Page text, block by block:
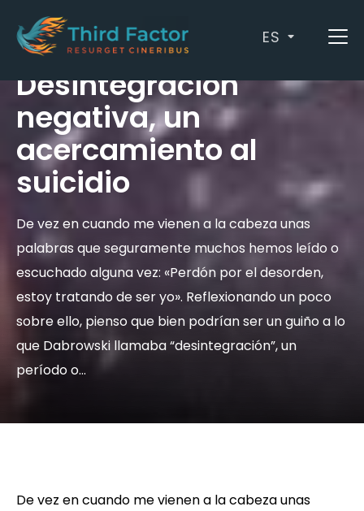
ES
byMaría De Julián Latorre
Desintegración
negativa, un
acercamiento al
suicidio
De vez en cuando me vienen a la cabeza unas
palabras que seguramente muchos hemos leído o
escuchado alguna vez: «Perdón por el desorden,
estoy tratando de ser yo». Reflexionando un poco
sobre ello, pienso que bien podrían ser un guiño a lo
que Dabrowski llamaba “desintegración”, un
período o…
De vez en cuando me vienen a la cabeza unas